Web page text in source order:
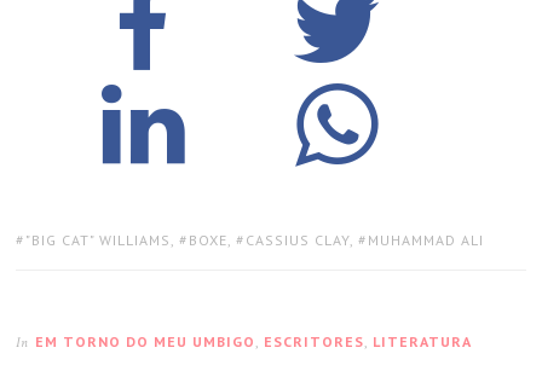
TAGS:
"BIG CAT" WILLIAMS , BOXE , CASSIUS CLAY , MUHAMMAD ALI
In EM TORNO DO MEU UMBIGO ESCRITORES LITERATURA